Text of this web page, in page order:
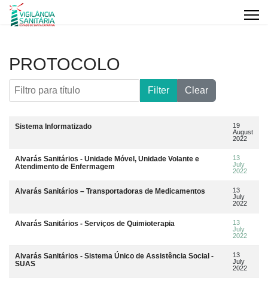
PROTOCOLO
Filtro para título
Filter Clear
Title Data da publicação
Sistema Informatizado
19
August
2022
Alvarás Sanitários - Unidade Móvel, Unidade Volante e
Atendimento de Enfermagem
13
July
2022
Alvarás Sanitários – Transportadoras de Medicamentos
13
July
2022
Alvarás Sanitários - Serviços de Quimioterapia
13
July
2022
Alvarás Sanitários - Sistema Único de Assistência Social -
SUAS
13
July
2022